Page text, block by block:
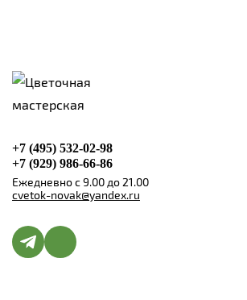
+7 (495) 532-02-98
+7 (929) 986-66-86
Ежедневно с 9.00 до 21.00
cvetok-novak@yandex.ru